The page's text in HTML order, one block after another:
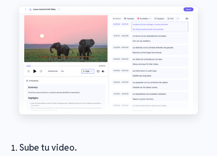
Sube tu video.